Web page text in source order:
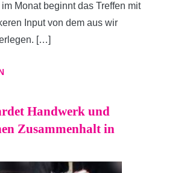
Monat beginnt das Treffen mit
Input von dem aus wir
[…]
Handwerk und
Zusammenhalt in